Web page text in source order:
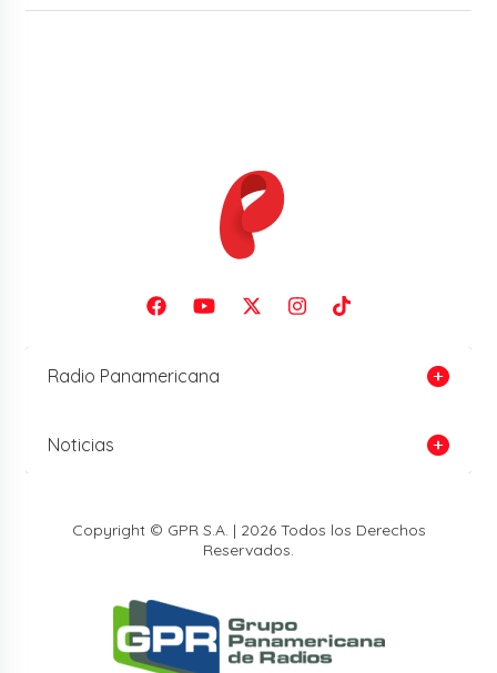
Radio Panamericana
Noticias
Copyright © GPR S.A. | 2026 Todos los Derechos
Reservados.